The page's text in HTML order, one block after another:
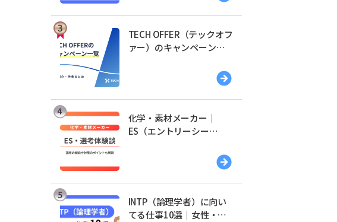
TECH OFFER（テックオフ
ァー）のキャンペーン一
化学・素材メーカー｜
ES（エントリーシー
INTP（論理学者）に向い
てる仕事10選｜女性・男